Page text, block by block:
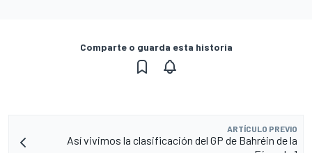
Comparte o guarda esta historia
ARTÍCULO PREVIO
Así vivimos la clasificación del GP de Bahréin de la